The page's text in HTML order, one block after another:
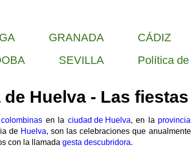
GRANADA CÁDIZ
SEVILLA Política
de Huelva - Las
en la ciudad de Huelva, en la
de Huelva, son las celebraciones que
con la llamada gesta descubridora.